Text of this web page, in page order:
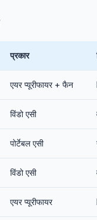
प्रकार
एयर प्यूरीफायर + फैन
विंडो एसी
पोर्टेबल एसी
विंडो एसी
एयर प्यूरीफायर